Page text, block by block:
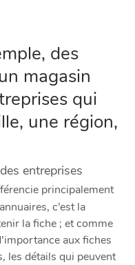
des
magasin
qui
une région,
entreprises
principalement
c’est la
la fiche ; et comme
aux fiches
les détails qui peuvent